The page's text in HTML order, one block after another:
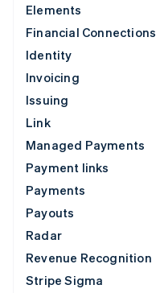
Elements
Financial Connections
Identity
Invoicing
Issuing
Link
Managed Payments
Payment links
Payments
Payouts
Radar
Revenue Recognition
Stripe Sigma